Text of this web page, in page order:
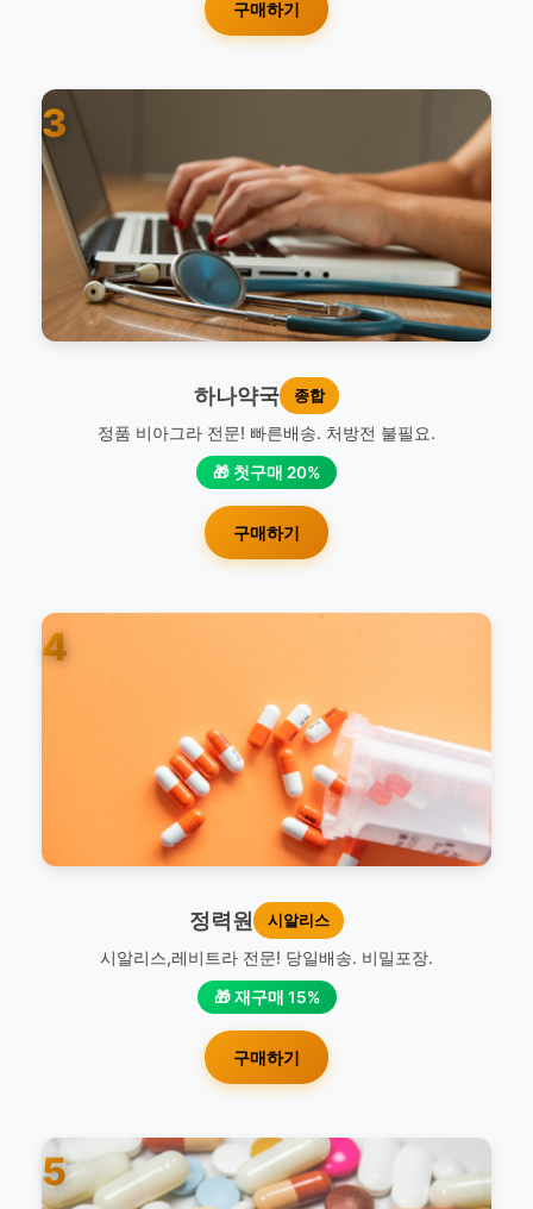
구매하기
3
하나약국 종합
정품 비아그라 전문! 빠른배송. 처방전 불필요.
🎁 첫구매 20%
구매하기
4
정력원 시알리스
시알리스,레비트라 전문! 당일배송. 비밀포장.
🎁 재구매 15%
구매하기
5